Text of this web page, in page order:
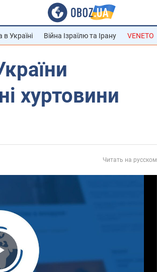
в Україні Війна Ізраїлю та Ірану VENETO
хуртовини
Читать на русском